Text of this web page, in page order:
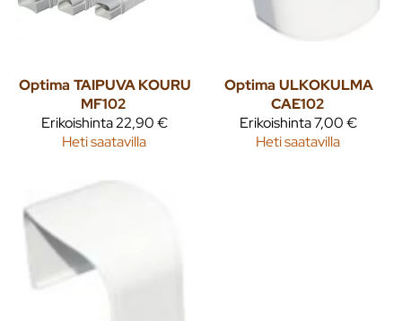
Optima TAIPUVA KOURU
MF102
Erikoishinta22,90 €
Heti saatavilla
Optima ULKOKULMA
CAE102
Erikoishinta7,00 €
Heti saatavilla